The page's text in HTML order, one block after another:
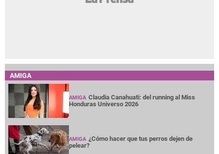
AMIGA
AMIGA Claudia Canahuati: del running al Miss
Honduras Universo 2026
AMIGA ¿Cómo hacer que tus perros dejen de
pelear?